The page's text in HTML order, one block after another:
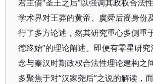
君主借“圣王之后”以强调其政权合法
学术界对王莽的黄帝、虞舜后裔身份
行了多方论述，然其研究重心多侧重
德终始”的理论阐述。即便有零星研究
念与秦汉时期政权合法性理论建构之
多聚焦于对“汉家尧后”之说的解读，